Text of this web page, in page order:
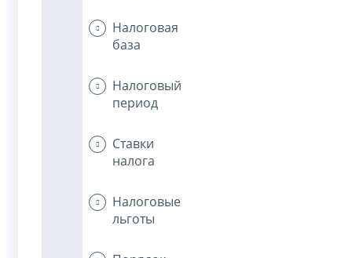
Налоговая
база
Налоговый
период
Ставки
налога
Налоговые
льготы